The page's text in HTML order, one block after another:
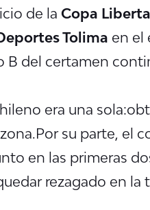
de la Copa
Tolima en el
B del certamen
era una
su parte, el
en las primeras
rezagado en la